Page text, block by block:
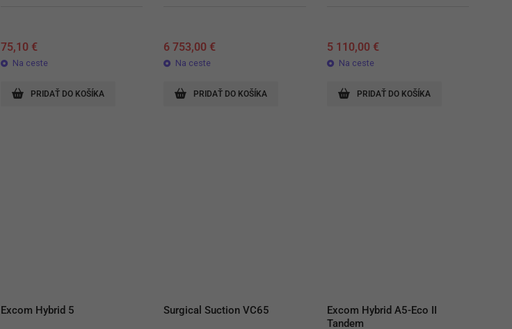
75,10 €
Na ceste
PRIDAŤ DO KOŠÍKA
6 753,00 €
Na ceste
PRIDAŤ DO KOŠÍKA
5 110,00 €
Na ceste
PRIDAŤ DO KOŠÍKA
Excom Hybrid 5 Surgical Suction VC65
Excom Hybrid A5-Eco II
Tandem